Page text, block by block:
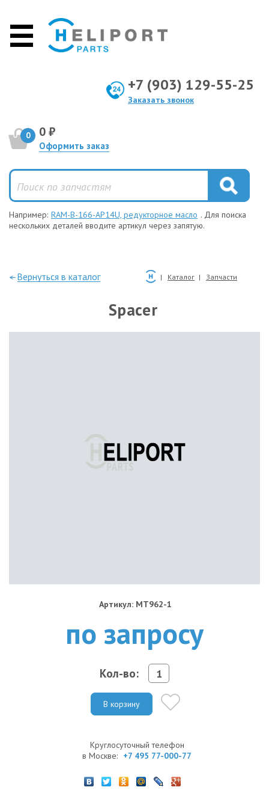
+7 (903) 129-55-25
Заказать звонок
0 0 ₽
Оформить заказ
Например: RAM-B-166-AP14U, редукторное масло . Для поиска
нескольких деталей вводите артикул через запятую.
—Вернуться в каталог Каталог Запчасти
Spacer
Артикул: MT962-1
по запросу
Кол-во:
В корзину
Круглосуточный телефон
в Москве: +7 495 77-000-77